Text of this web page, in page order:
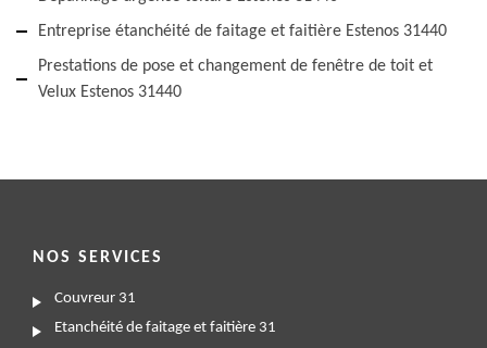
Entreprise étanchéité de faitage et faitière Estenos 31440
Prestations de pose et changement de fenêtre de toit et
Velux Estenos 31440
NOS SERVICES
Couvreur 31
Etanchéité de faitage et faitière 31